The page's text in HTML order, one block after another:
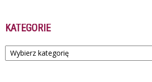
KATEGORIE
Kategorie